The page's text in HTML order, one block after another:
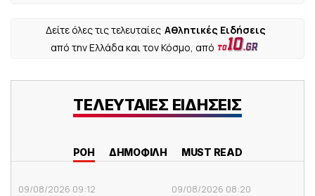
Δείτε όλες τις τελευταίες Αθλητικές Ειδήσεις
από την Ελλάδα και τον Κόσμο, από
ΤΕΛΕΥΤΑΙΕΣ ΕΙΔΗΣΕΙΣ
ΡΟΗ ΔΗΜΟΦΙΛΗ MUST READ
09/08/2026 09:12 09/08/2026 08:20